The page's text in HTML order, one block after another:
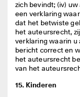
zich bevindt; (iv)
een verklaring
dat het betwiste
het auteursrecht,
verklaring waarin
bericht correct en
het auteursrecht
van het
15. Kinderen